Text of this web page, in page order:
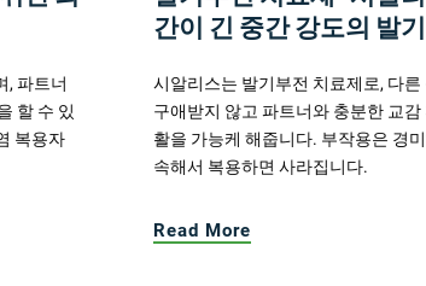
, 파트너
할 수 있
복용자
간이 긴 중간 강도의 발
시알리스는 발기부전 치료제로, 다른
구애받지 않고 파트너와 충분한 교감
활을 가능케 해줍니다. 부작용은 경
속해서 복용하면 사라집니다.
Read More